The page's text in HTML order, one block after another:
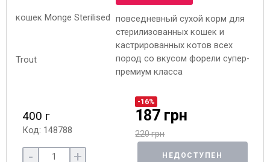
повседневный сухой корм для
стерилизованных кошек и
кастрированных котов всех
пород со вкусом форели супер-
премиум класса
400 г
Код: 148788
-16%
187 грн
220 грн
- + НЕДОСТУПЕН